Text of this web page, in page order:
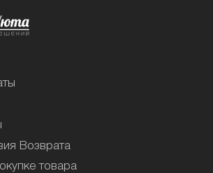
Возврата
товара